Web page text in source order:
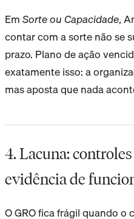
EmSorte ou Capacidade,
contar com a sorte não se
prazo. Plano de ação
exatamente isso: a
mas aposta que nada
4. Lacuna:
evidência de
O GRO fica frágil quando o